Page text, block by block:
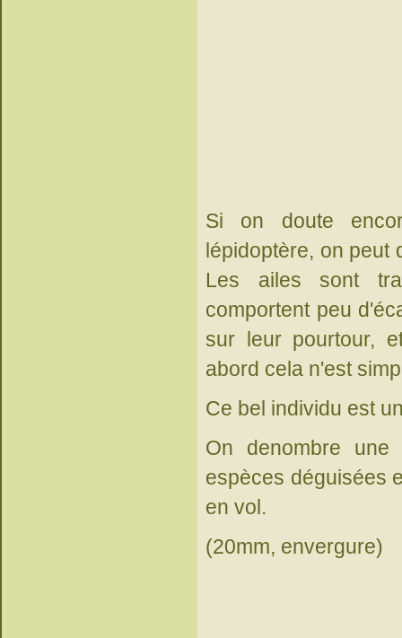
Si on doute
lépidoptère, on peut
Les ailes sont
comportent peu
sur leur pourtour,
abord cela n'est
Ce bel individu est
On denombre une
espèces déguisées
en vol.
(20mm, envergure)